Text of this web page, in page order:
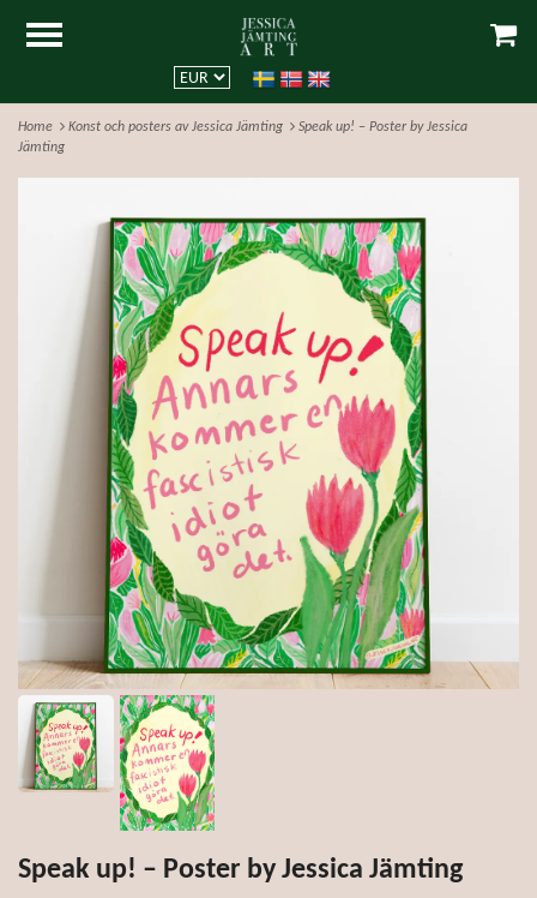
Home Konst och posters av Jessica Jämting
Speak up! – Poster by Jessica
Jämting
Speak up! – Poster by Jessica Jämting